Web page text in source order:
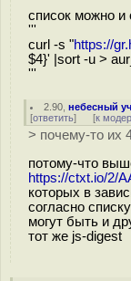
список можно и
'''
curl -s "https://
$4}' |sort -u >
'''
2.90 ,небесный
[ответить] [к
> почему-то их
потому-что
https://ctxt.io/2/
которых в
согласно
могут быть и
тот же js-digest